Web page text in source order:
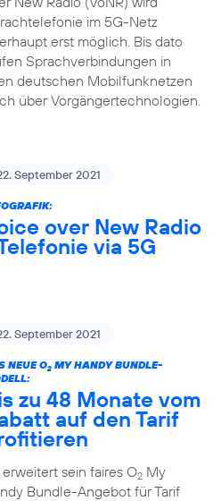
im 5G-Netz
erst möglich. Bis dato
Sprachverbindungen in
deutschen Mobilfunknetzen
über Vorgängertechnologien.
September 2021
over New Radio
via 5G
September 2021
NEUE O2MY HANDY BUNDLE-
zu 48 Monate vom
auf den Tarif
sein faires O2My
Bundle-Angebot für Tarif